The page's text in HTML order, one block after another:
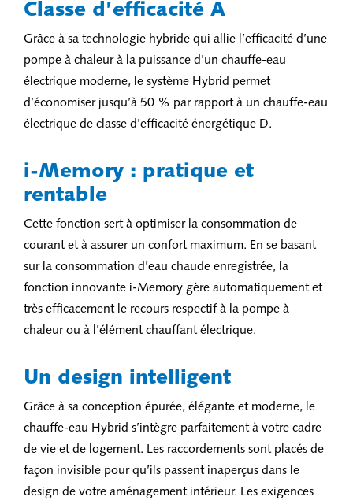
Classe d’efficacité A
Grâce à sa technologie hybride qui allie l’efficacité d’une
pompe à chaleur à la puissance d’un chauffe-eau
électrique moderne, le système Hybrid permet
d’économiser jusqu’à 50 % par rapport à un chauffe-eau
électrique de classe d’efficacité énergétique D.
i-Memory : pratique et
rentable
Cette fonction sert à optimiser la consommation de
courant et à assurer un confort maximum. En se basant
sur la consommation d’eau chaude enregistrée, la
fonction innovante i-Memory gère automatiquement et
très efficacement le recours respectif à la pompe à
chaleur ou à l’élément chauffant électrique.
Un design intelligent
Grâce à sa conception épurée, élégante et moderne, le
chauffe-eau Hybrid s’intègre parfaitement à votre cadre
de vie et de logement. Les raccordements sont placés de
façon invisible pour qu’ils passent inaperçus dans le
design de votre aménagement intérieur. Les exigences